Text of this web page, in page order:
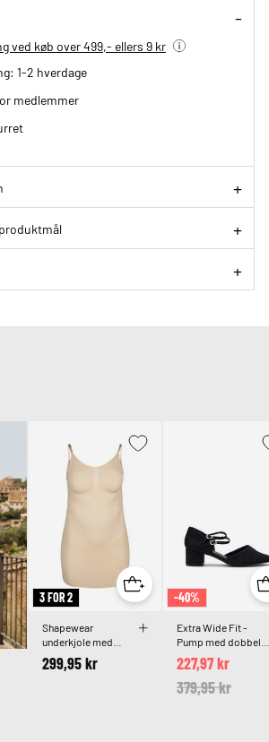
ved køb over 499,- ellers 9 kr
1-2 hverdage
medlemmer
3 FOR 2
Shapewear
underkjole med
tynde stropper
299,95 kr
-40%
Extra Wide Fit -
Pump med dobbelt
remme
Price reduced
379,95 krto
227,97 kr